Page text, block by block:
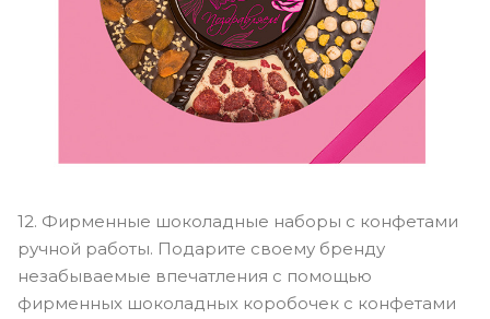
12. Фирменные шоколадные наборы с конфетами
ручной работы. Подарите своему бренду
незабываемые впечатления с помощью
фирменных шоколадных коробочек с конфетами